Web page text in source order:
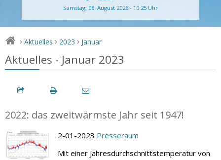
Samstag, 08. August 2026 - 10:25 Uhr
> Aktuelles > 2023 > Januar
Aktuelles - Januar 2023
2022: das zweitwärmste Jahr seit 1947!
2-01-2023 Presseraum
Mit einer Jahresdurchschnittstemperatur von